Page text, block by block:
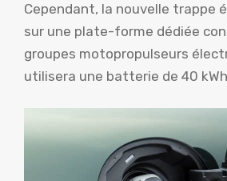
Cependant, la nouvelle trappe
sur une plate-forme dédiée
groupes motopropulseurs
utilisera une batterie de 40